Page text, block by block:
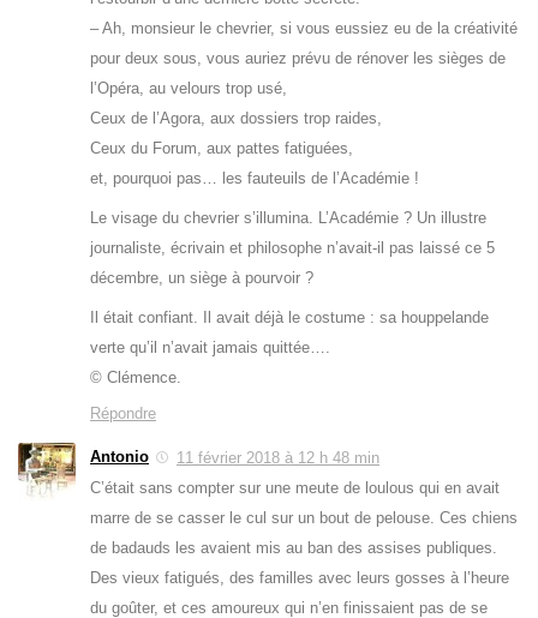
– Ah, monsieur le chevrier, si vous eussiez eu de la créativité
pour deux sous, vous auriez prévu de rénover les sièges de
l’Opéra, au velours trop usé,
Ceux de l’Agora, aux dossiers trop raides,
Ceux du Forum, aux pattes fatiguées,
et, pourquoi pas… les fauteuils de l’Académie !
Le visage du chevrier s’illumina. L’Académie ? Un illustre
journaliste, écrivain et philosophe n’avait-il pas laissé ce 5
décembre, un siège à pourvoir ?
Il était confiant. Il avait déjà le costume : sa houppelande
verte qu’il n’avait jamais quittée….
© Clémence.
Répondre
Antonio
11 février 2018 à 12 h 48 min
C’était sans compter sur une meute de loulous qui en avait
marre de se casser le cul sur un bout de pelouse. Ces chiens
de badauds les avaient mis au ban des assises publiques.
Des vieux fatigués, des familles avec leurs gosses à l’heure
du goûter, et ces amoureux qui n’en finissaient pas de se